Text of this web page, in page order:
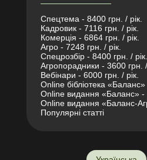
Спецтема - 8400 грн. / рік.
Кадровик - 7116 грн. / рік.
Комерція - 6864 грн. / рік.
Агро - 7248 грн. / рік.
Спецрозбір - 8400 грн. / рік.
Агропорадники - 3600 грн. /
Вебінари - 6000 грн. / рік.
Online бібліотека «Баланс»
Online видання «Баланс» -
Online видання «Баланс-
Популярні статті